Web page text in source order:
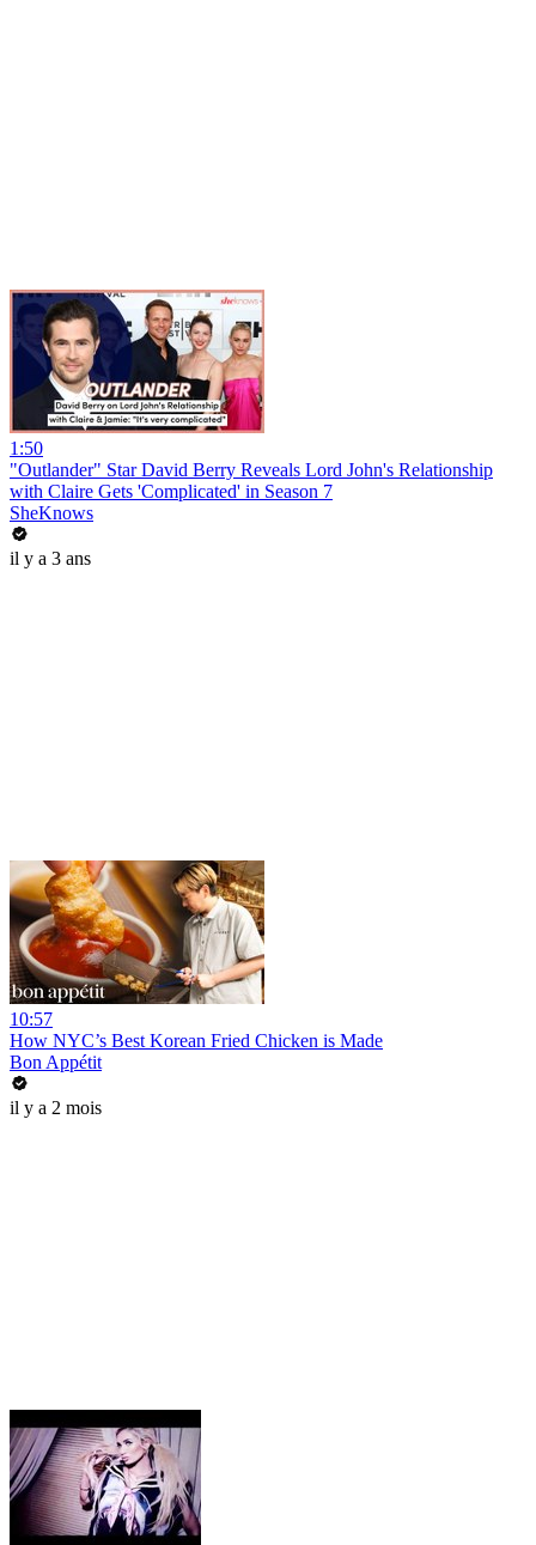
1:50
"Outlander" Star David Berry Reveals Lord John's Relationship
with Claire Gets 'Complicated' in Season 7
SheKnows
il y a 3 ans
10:57
How NYC’s Best Korean Fried Chicken is Made
Bon Appétit
il y a 2 mois